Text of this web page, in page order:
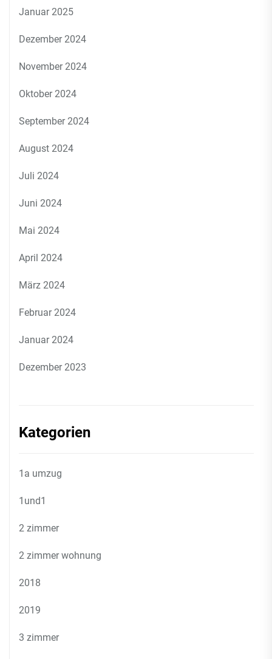
Januar 2025
Dezember 2024
November 2024
Oktober 2024
September 2024
August 2024
Juli 2024
Juni 2024
Mai 2024
April 2024
März 2024
Februar 2024
Januar 2024
Dezember 2023
Kategorien
1a umzug
1und1
2 zimmer
2 zimmer wohnung
2018
2019
3 zimmer